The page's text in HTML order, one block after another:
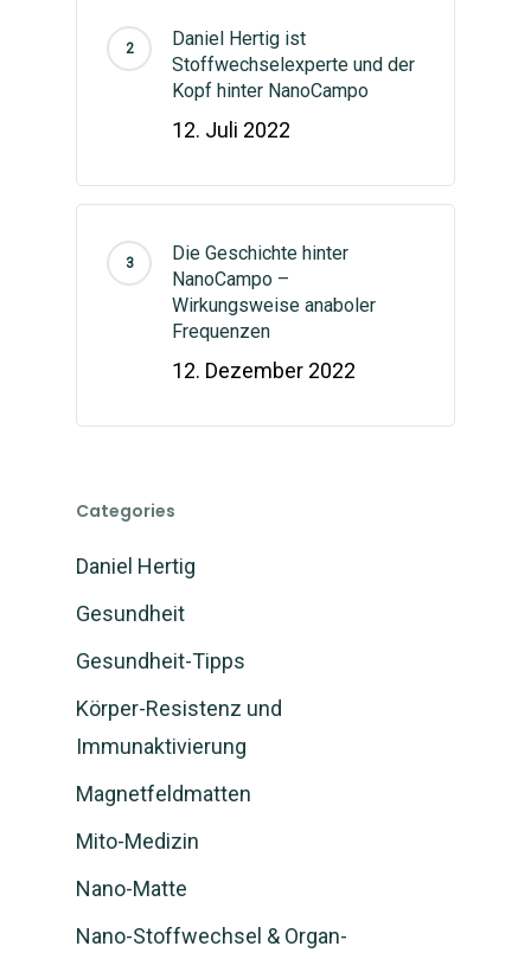
Daniel Hertig ist
Stoffwechselexperte und der
Kopf hinter NanoCampo
12. Juli 2022
Die Geschichte hinter
NanoCampo –
Wirkungsweise anaboler
Frequenzen
12. Dezember 2022
Categories
Daniel Hertig
Gesundheit
Gesundheit-Tipps
Körper-Resistenz und
Immunaktivierung
Magnetfeldmatten
Mito-Medizin
Nano-Matte
Nano-Stoffwechsel & Organ-